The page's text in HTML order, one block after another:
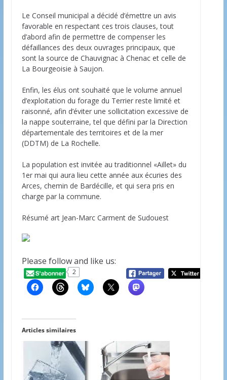
Le Conseil municipal a décidé d’émettre un avis
favorable en respectant ces trois clauses, tout
d’abord afin de permettre de compenser les
défaillances des deux ouvrages principaux, que
sont la source de Chauvignac à Chenac et celle de
La Bourgeoisie à Saujon.
Enfin, les élus ont souhaité que le volume annuel
d’exploitation du forage du Terrier reste limité et
raisonné, afin d’éviter une sollicitation excessive de
la nappe souterraine, tel que défini par la Direction
départementale des territoires et de la mer
(DDTM) de La Rochelle.
La population est invitée au traditionnel «Aillet» du
1er mai qui aura lieu cette année aux écuries des
Arces, chemin de Bardécille, et qui sera pris en
charge par la commune.
Résumé art Jean-Marc Carment de Sudouest
Please follow and like us:
2
Articles similaires